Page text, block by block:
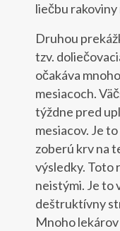
liečbu rakoviny
Druhou
tzv.
očakáva
mesiacoch.
týždne pred
mesiacov. Je
zoberú krv na
výsledky. Toto
neistými. Je to
deštruktívny
Mnoho